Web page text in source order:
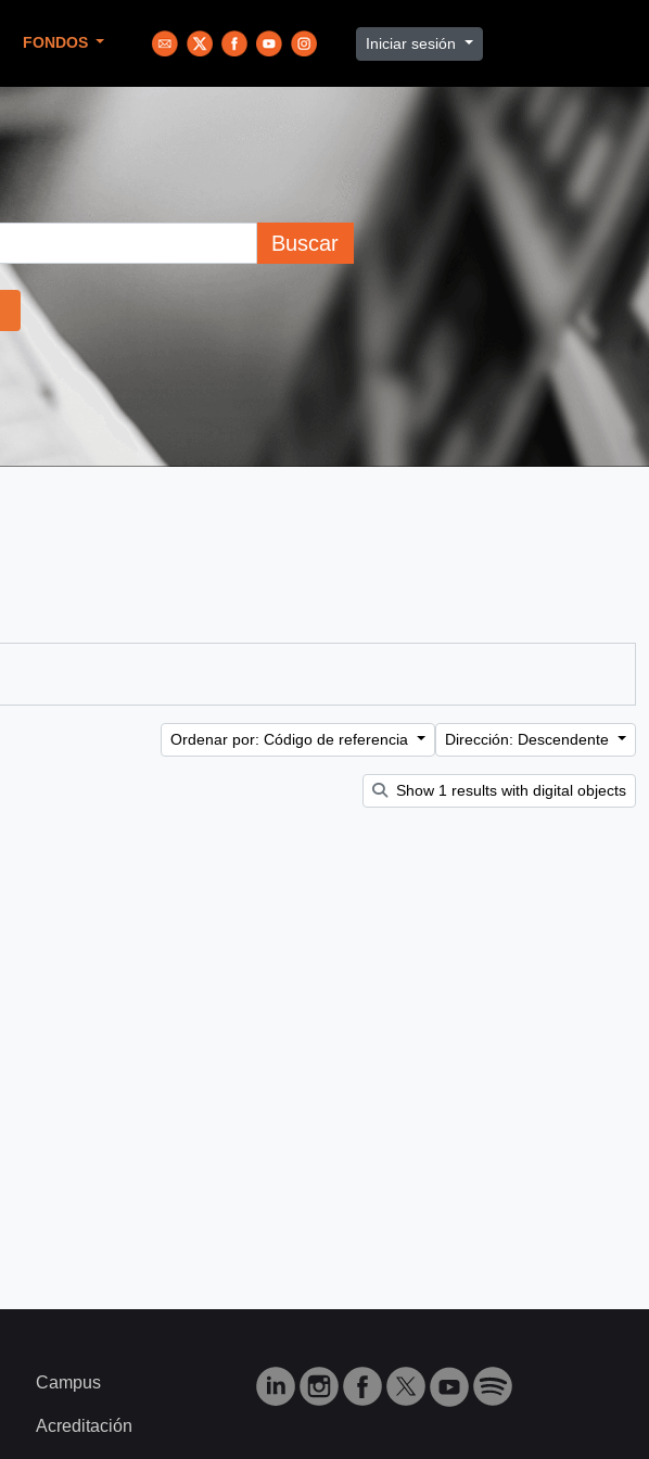
FONDOS Iniciar sesión
Buscar
Ordenar por: Código de referencia Dirección: Descendente
Show 1 results with digital objects
Campus
Acreditación